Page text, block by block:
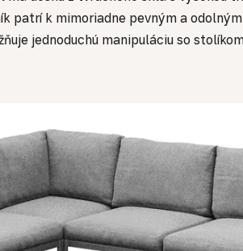
patrí k mimoriadne pevným a
jednoduchú manipuláciu so